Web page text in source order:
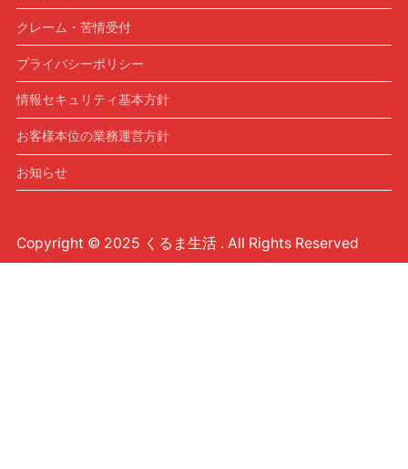
クレーム・苦情受付
プライバシーポリシー
情報セキュリティ基本方針
お客様本位の業務運営方針
お知らせ
Copyright © 2025 くるま生活 . All Rights Reserved